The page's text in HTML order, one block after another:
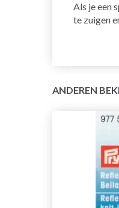
Als je een
te zuigen
ANDEREN